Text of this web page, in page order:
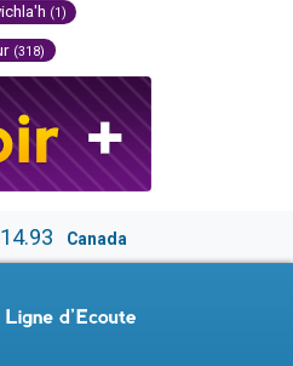
(1)
(318)
Canada